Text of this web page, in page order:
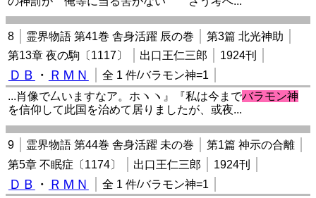
8 霊界物語 第41巻 舎身活躍 辰の巻
第3篇 北光神助
第13章 夜の駒〔1117〕
出口王仁三郎 1924刊
ＤＢ ・ ＲＭＮ
全 1 件/バラモン神=1
...肖像で厶いますなア。ホヽヽ』『私は今までバラモン神
を信仰して此国を治めて居りましたが、或夜...
9 霊界物語 第44巻 舎身活躍 未の巻
第1篇 神示の合離
第5章 不眠症〔1174〕
出口王仁三郎 1924刊
ＤＢ ・ ＲＭＮ
全 1 件/バラモン神=1